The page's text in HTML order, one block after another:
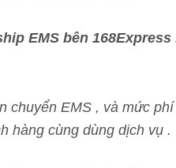
EMS bên
chuyển EMS , và mức
hàng cùng dùng dịch vụ .